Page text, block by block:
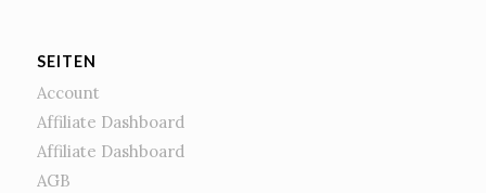
SEITEN
Account
Affiliate Dashboard
Affiliate Dashboard
AGB